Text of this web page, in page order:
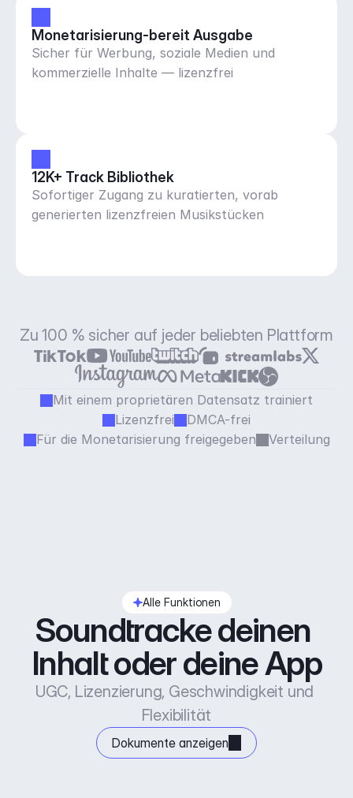
Monetarisierung-bereit Ausgabe
Sicher für Werbung, soziale Medien und
kommerzielle Inhalte — lizenzfrei
12K+ Track Bibliothek
Sofortiger Zugang zu kuratierten, vorab
generierten lizenzfreien Musikstücken
Zu 100 % sicher auf jeder beliebten Plattform
Mit einem proprietären Datensatz trainiert
Lizenzfrei
DMCA-frei
Für die Monetarisierung freigegeben
Verteilung
Alle Funktionen
Soundtracke deinen
Inhalt oder deine App
UGC, Lizenzierung, Geschwindigkeit und
Flexibilität
Dokumente anzeigen